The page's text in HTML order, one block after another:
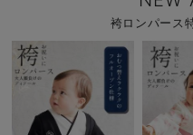
袴ロンパース